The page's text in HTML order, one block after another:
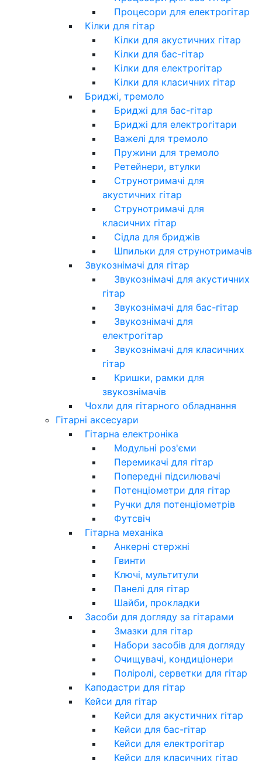
Процесори для електрогітар
Кілки для гітар
Кілки для акустичних гітар
Кілки для бас-гітар
Кілки для електрогітар
Кілки для класичних гітар
Бриджі, тремоло
Бриджі для бас-гітар
Бриджі для електрогітари
Важелі для тремоло
Пружини для тремоло
Ретейнери, втулки
Струнотримачі для
акустичних гітар
Струнотримачі для
класичних гітар
Сідла для бриджів
Шпильки для струнотримачів
Звукознімачі для гітар
Звукознімачі для акустичних
гітар
Звукознімачі для бас-гітар
Звукознімачі для
електрогітар
Звукознімачі для класичних
гітар
Кришки, рамки для
звукознімачів
Чохли для гітарного обладнання
Гітарні аксесуари
Гітарна електроніка
Модульні роз'єми
Перемикачі для гітар
Попередні підсилювачі
Потенціометри для гітар
Ручки для потенціометрів
Футсвіч
Гітарна механіка
Анкерні стержні
Гвинти
Ключі, мультитули
Панелі для гітар
Шайби, прокладки
Засоби для догляду за гітарами
Змазки для гітар
Набори засобів для догляду
Очищувачі, кондиціонери
Поліролі, серветки для гітар
Каподастри для гітар
Кейси для гітар
Кейси для акустичних гітар
Кейси для бас-гітар
Кейси для електрогітар
Кейси для класичних гітар